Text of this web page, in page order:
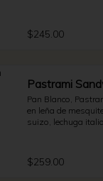
$245.00
Pastrami
Pan Blanco,
en leña de
suizo, lechuga
$259.00